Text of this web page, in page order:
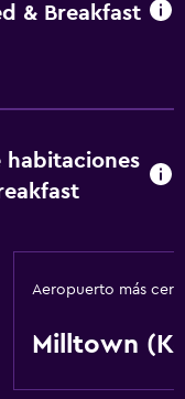
& Breakfast
habitaciones
Aeropuerto más
Milltown